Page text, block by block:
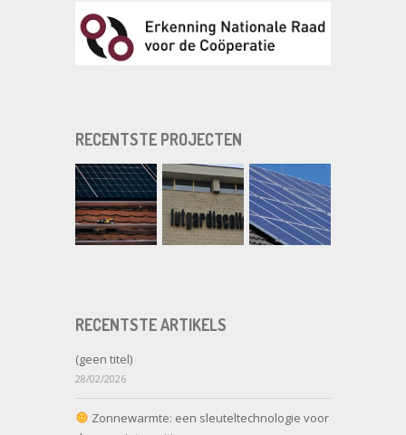
RECENTSTE PROJECTEN
RECENTSTE ARTIKELS
(geen titel)
28/02/2026
Zonnewarmte: een sleuteltechnologie voor